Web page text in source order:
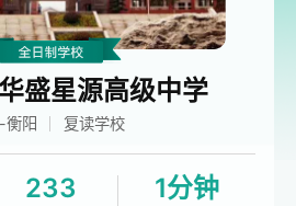
盛星源高级中学
衡阳 复读学校
233 1分钟